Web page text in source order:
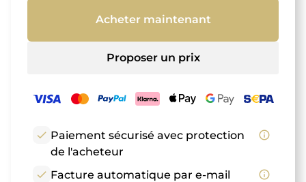
Acheter maintenant
Proposer un prix
check Paiement sécurisé avec protection
de l'acheteur
info_outline
check Facture automatique par e-mail
info_outline